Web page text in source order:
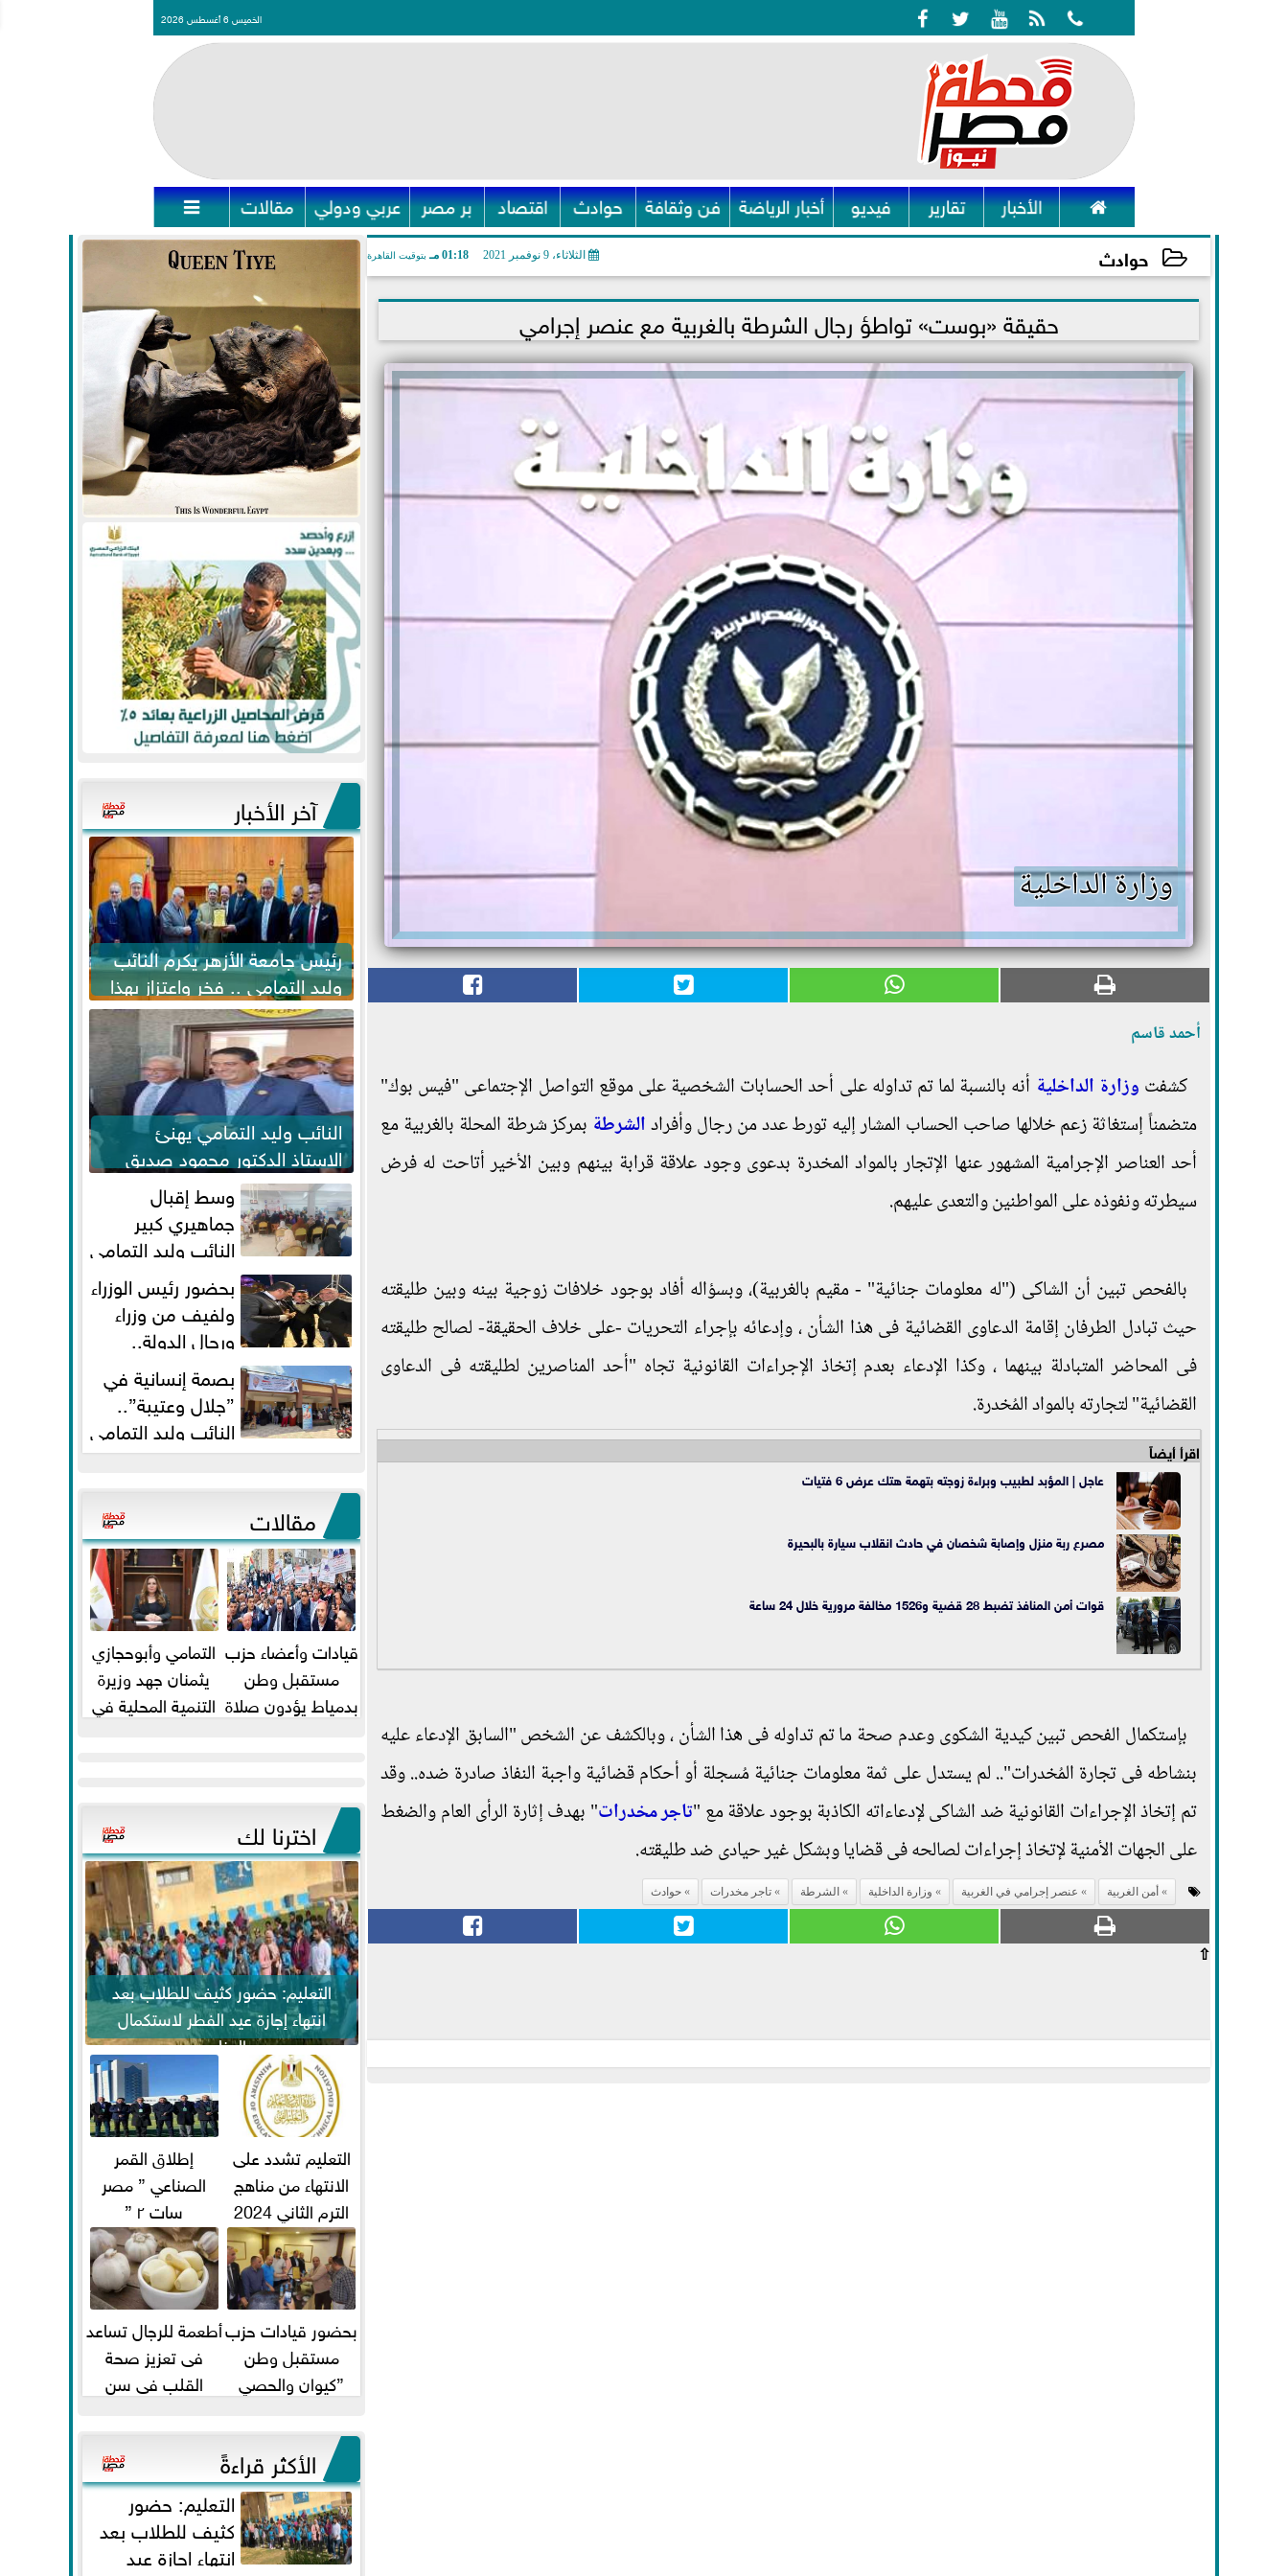
     الخميس 6 أغسطس 2026
 الأخبار تقارير فيديو أخبار الرياضة فن وثقافة حوادث اقتصاد بر مصر عربي ودولي مقالات 
حوادث الثلاثاء، 9 نوفمبر 2021 01:18 مـ بتوقيت القاهرة
2021-11-09 13:18:19 حقيقة «بوست» تواطؤ رجال الشرطة بالغربية مع عنصر إجرامي
وزارة الداخلية
أحمد قاسم
كشفت وزارة الداخلية أنه بالنسبة لما تم تداوله على أحد الحسابات الشخصية على موقع التواصل الإجتماعى "فيس بوك"
متضمناً إستغاثة زعم خلالها صاحب الحساب المشار إليه تورط عدد من رجال وأفرادالشرطة بمركز شرطة المحلة بالغربية مع
أحد العناصر الإجرامية المشهور عنها الإتجار بالمواد المخدرة بدعوى وجود علاقة قرابة بينهم وبين الأخير أتاحت له فرض
سيطرته ونفوذه على المواطنين والتعدى عليهم.
بالفحص تبين أن الشاكى ("له معلومات جنائية" - مقيم بالغربية)، وبسؤاله أفاد بوجود خلافات زوجية بينه وبين طليقته
حيث تبادل الطرفان إقامة الدعاوى القضائية فى هذا الشأن ، وإدعائه بإجراء التحريات -على خلاف الحقيقة- لصالح طليقته
فى المحاضر المتبادلة بينهما ، وكذا الإدعاء بعدم إتخاذ الإجراءات القانونية تجاه "أحد المناصرين لطليقته فى الدعاوى
القضائية" لتجارته بالمواد المُخدرة.
اقرأ أيضاً
عاجل | المؤبد لطبيب وبراءة زوجته بتهمة هتك عرض 6 فتيات
مصرع ربة منزل وإصابة شخصان في حادث انقلاب سيارة بالبحيرة
قوات أمن المنافذ تضبط 28 قضية و1526 مخالفة مرورية خلال 24 ساعة
بإستكمال الفحص تبين كيدية الشكوى وعدم صحة ما تم تداوله فى هذا الشأن ، وبالكشف عن الشخص "السابق الإدعاء عليه
بنشاطه فى تجارة المُخدرات".. لم يستدل على ثمة معلومات جنائية مُسجلة أو أحكام قضائية واجبة النفاذ صادرة ضده.. وقد
تم إتخاذ الإجراءات القانونية ضد الشاكى لإدعاءاته الكاذبة بوجود علاقة مع "تاجر مخدرات" بهدف إثارة الرأى العام والضغط
على الجهات الأمنية لإتخاذ إجراءات لصالحه فى قضايا وبشكل غير حيادى ضد طليقته.
أمن الغربية عنصر إجرامي في الغربية وزارة الداخلية الشرطة تاجر مخدرات حوادث
⇧
آخر الأخبار
رئيس جامعة الأزهر يكرم النائب
وليد التمامي .. فخر واعتزاز بهذا
التكريم...
النائب وليد التمامي يهنئ
الاستاذ الدكتور محمود صديق
تكليفة قائم باعمال ...
وسط إقبال
جماهيري كبير
النائب وليد التمامي
يختتم أضخم قافلة طبية مجانية...
بحضور رئيس الوزراء
ولفيف من وزراء
ورجال الدولة..
النائبان وليد التمامي ومحمد...
بصمة إنسانية في
”جلال وعتيبة”..
النائب وليد التمامي
والبروفيسور جمال شيحة يداويان...
مقالات
قيادات وأعضاء حزب
مستقبل وطن
بدمياط يؤدون صلاة
التمامي وأبوحجازي
يثمنان جهد وزيرة
التنمية المحلية في
اخترنا لك
التعليم: حضور كثيف للطلاب بعد
انتهاء إجازة عيد الفطر لاستكمال
المناهج
التعليم تشدد على
الانتهاء من مناهج
الترم الثاني 2024
قبل الامتحانات
إطلاق القمر
الصناعي ” مصر
سات ٢ ”
بحضور قيادات حزب
مستقبل وطن
”كيوان والحصي
وعيسي” أمانه كفر...
أطعمة للرجال تساعد
فى تعزيز صحة
القلب فى سن
الأكثر قراءةً
التعليم: حضور
كثيف للطلاب بعد
انتهاء إجازة عيد